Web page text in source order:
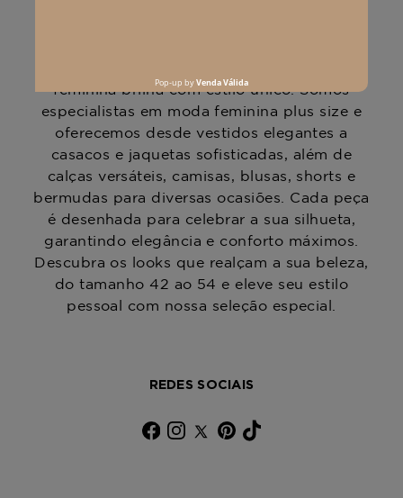
feminina brilha com estilo único. Somos
especialistas em moda feminina plus size e
oferecemos desde vestidos elegantes a
casacos e jaquetas sofisticadas, além de
calças versáteis, camisas, blusas, shorts e
bermudas para diversas ocasiões. Cada peça
é desenhada para celebrar a sua silhueta,
garantindo elegância e conforto máximos.
Descubra os looks que realçam a sua beleza,
do tamanho 42 ao 54 e eleve seu estilo
pessoal com nossa seleção especial.
REDES SOCIAIS